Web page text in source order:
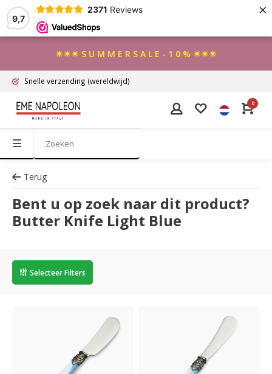
9,7
2371 Reviews ×
☀☀☀ S U M M E R S A L E - 1 0 % ☀☀☀
Snelle verzending (wereldwijd)
0
Terug
Bent u op zoek naar dit product?
Butter Knife Light Blue
Selecteer Filters